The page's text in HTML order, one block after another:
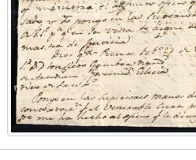
[Unidad documental simple]
[Unidad documental simple]
[Unidad documental simple]
[Unidad documental simple]
[Unidad documental simple]
[Unidad documental simple]
[Unidad documental simple] Bulas
[Unidad documental simple]